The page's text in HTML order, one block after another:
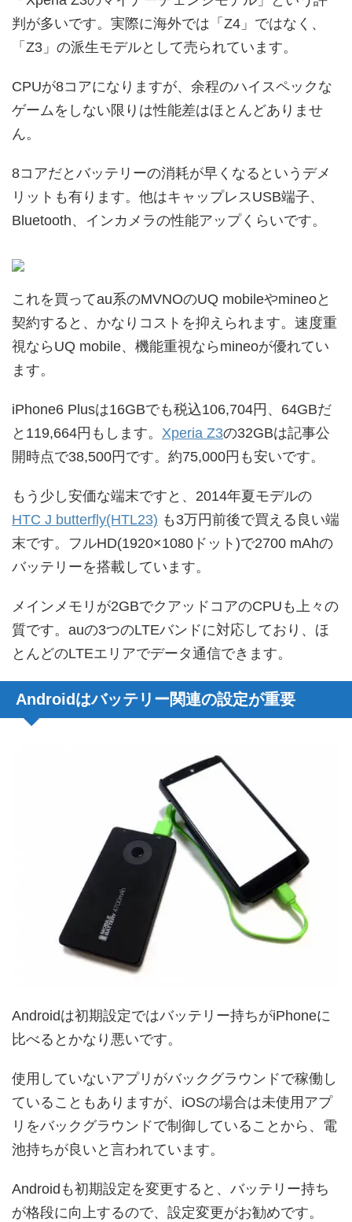
判が多いです。実際に海外では「Z4」ではなく、
「Z3」の派生モデルとして売られています。
CPUが8コアになりますが、余程のハイスペックな
ゲームをしない限りは性能差はほとんどありませ
ん。
8コアだとバッテリーの消耗が早くなるというデメ
リットも有ります。他はキャップレスUSB端子、
Bluetooth、インカメラの性能アップくらいです。
これを買ってau系のMVNOのUQ mobileやmineoと
契約すると、かなりコストを抑えられます。速度重
視ならUQ mobile、機能重視ならmineoが優れてい
ます。
iPhone6 Plusは16GBでも税込106,704円、64GBだ
と119,664円もします。 Xperia Z3の32GBは記事公
開時点で38,500円です。約75,000円も安いです。
もう少し安価な端末ですと、2014年夏モデルの
HTC J butterfly(HTL23) も3万円前後で買える良い端
末です。フルHD(1920×1080ドット)で2700 mAhの
バッテリーを搭載しています。
メインメモリが2GBでクアッドコアのCPUも上々の
質です。auの3つのLTEバンドに対応しており、ほ
とんどのLTEエリアでデータ通信できます。
Androidはバッテリー関連の設定が重要
Androidは初期設定ではバッテリー持ちがiPhoneに
比べるとかなり悪いです。
使用していないアプリがバックグラウンドで稼働し
ていることもありますが、iOSの場合は未使用アプ
リをバックグラウンドで制御していることから、電
池持ちが良いと言われています。
Androidも初期設定を変更すると、バッテリー持ち
が格段に向上するので、設定変更がお勧めです。